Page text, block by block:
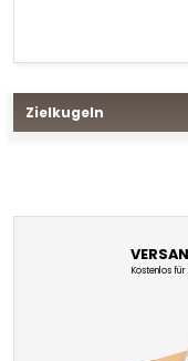
Zielkugeln
Kostenlos für